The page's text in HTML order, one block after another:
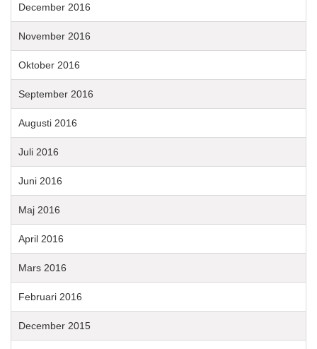
December 2016
November 2016
Oktober 2016
September 2016
Augusti 2016
Juli 2016
Juni 2016
Maj 2016
April 2016
Mars 2016
Februari 2016
December 2015